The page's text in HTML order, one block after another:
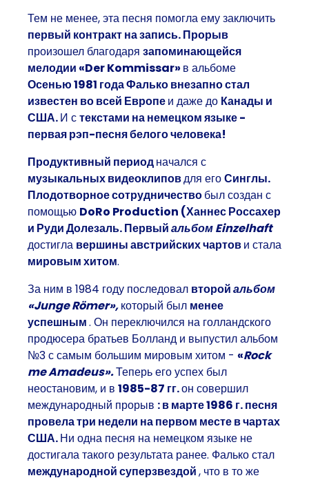
Тем не менее, эта песня помогла ему заключить
первый контракт на запись.Прорыв
произошел благодаря запоминающейся
мелодии «Der Kommissar» в альбоме
Осенью 1981 года Фалько внезапно стал
известен во всей Европеи даже до Канады и
США.И стекстами на немецком языке -
первая рэп-песня белого человека!
Продуктивный периодначался с
музыкальных видеоклиповдля егоСинглы.
Плодотворное сотрудничествобыл создан с
помощью DoRo Production (Ханнес Россахер
и Руди Долезаль. Первыйальбом Einzelhaft
достигла вершины австрийских чартови стала
мировым хитом.
За ним в 1984 году последовал второйальбом
«Junge Römer»,который был менее
успешным. Он переключился на голландского
продюсера братьев Болланд и выпустил альбом
№3 с самым большим мировым хитом - «Rock
me Amadeus».Теперь его успех был
неостановим, и в 1985-87 гг.он совершил
международный прорыв : в марте 1986 г. песня
провела три недели на первом месте в чартах
США.Ни одна песня на немецком языке не
достигала такого результата ранее. Фалько стал
международной суперзвездой, что в то же